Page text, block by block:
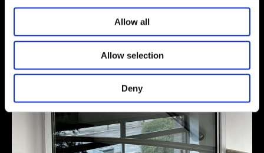
Allow all
Allow selection
Deny